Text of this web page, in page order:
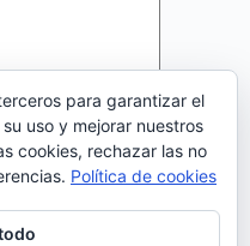
para garantizar el
uso y mejorar nuestros
cookies, rechazar las no
Política de cookies